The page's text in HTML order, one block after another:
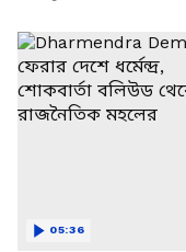
05:36